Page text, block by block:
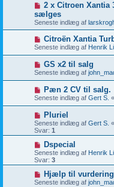
2 x Citroen Xantia
sælges
Seneste indlæg af
Citroën Xantia
Seneste indlæg af Henrik
GS x2 til salg
Seneste indlæg af
Pæn 2 CV til salg.
Seneste indlæg af Gert S. «
Pluriel
Seneste indlæg af Gert S. «
Svar: 1
Dspecial
Seneste indlæg af Henrik
Svar: 3
Hjælp til vurdering
Seneste indlæg af